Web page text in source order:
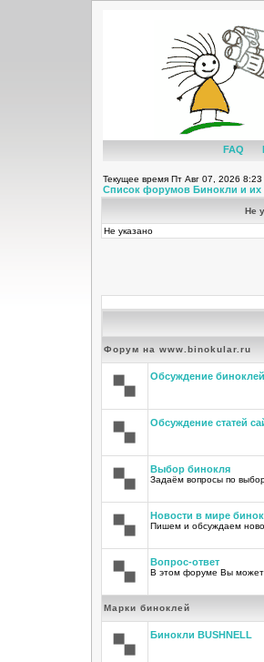
FAQ
Текущее время Пт Авг 07, 2026 8:23
Список форумов Бинокли и их
Не
Не указано
Форум на www.binokular.ru
Обсуждение биноклей
Обсуждение статей
Выбор бинокля
Задаём вопросы по
Новости в мире
Пишем и обсуждаем
Вопрос-ответ
В этом форуме Вы
Марки биноклей
Бинокли BUSHNELL